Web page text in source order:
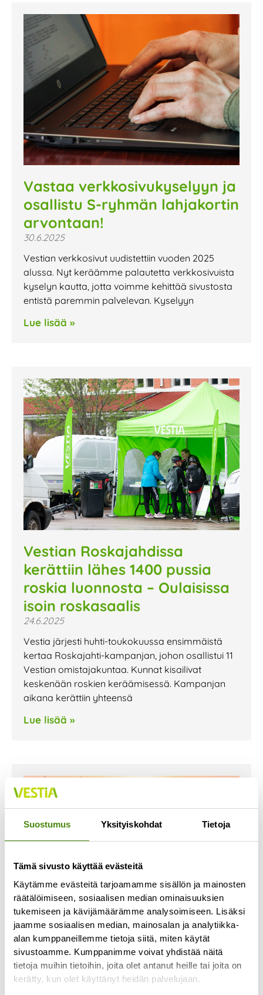
Suostumus Yksityiskohdat Tietoja
Tämä sivusto käyttää evästeitä
Käytämme evästeitä tarjoamamme sisällön ja mainosten
räätälöimiseen, sosiaalisen median ominaisuuksien
tukemiseen ja kävijämäärämme analysoimiseen. Lisäksi
jaamme sosiaalisen median, mainosalan ja analytiikka-
alan kumppaneillemme tietoja siitä, miten käytät
sivustoamme. Kumppanimme voivat yhdistää näitä
tietoja muihin tietoihin, joita olet antanut heille tai joita on
kerätty, kun olet käyttänyt heidän palvelujaan.
Vastaa verkkosivukyselyyn ja
osallistu S-ryhmän lahjakortin
arvontaan!
30.6.2025
Vestian verkkosivut uudistettiin vuoden 2025
alussa. Nyt keräämme palautetta verkkosivuista
kyselyn kautta, jotta voimme kehittää sivustosta
entistä paremmin palvelevan. Kyselyyn
Lue lisää »
Vestian Roskajahdissa
kerättiin lähes 1400 pussia
roskia luonnosta – Oulaisissa
isoin roskasaalis
24.6.2025
Vestia järjesti huhti-toukokuussa ensimmäistä
kertaa Roskajahti-kampanjan, johon osallistui 11
Vestian omistajakuntaa. Kunnat kisailivat
keskenään roskien keräämisessä. Kampanjan
aikana kerättiin yhteensä
Lue lisää »
Kesä kevyemmäksi – myös
roskapussille!
12.6.2025